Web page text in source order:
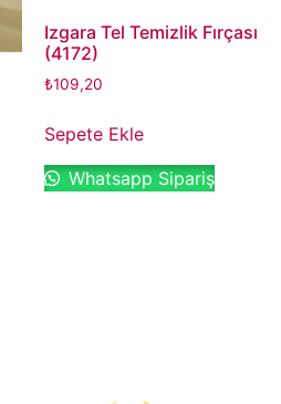
Izgara Tel Temizlik Fırçası
(4172)
₺109,20
Sepete Ekle
Whatsapp Sipariş